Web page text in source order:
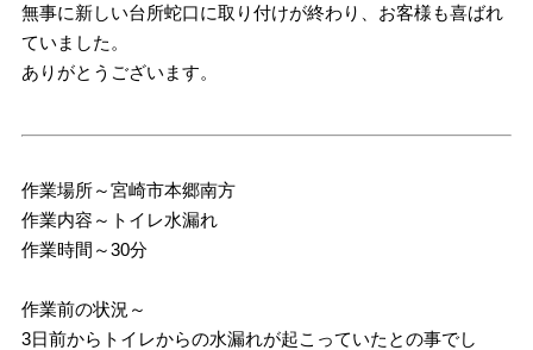
無事に新しい台所蛇口に取り付けが終わり、お客様も喜ばれ
ていました。
ありがとうございます。
作業場所～宮崎市本郷南方
作業内容～トイレ水漏れ
作業時間～30分
作業前の状況～
3日前からトイレからの水漏れが起こっていたとの事でし